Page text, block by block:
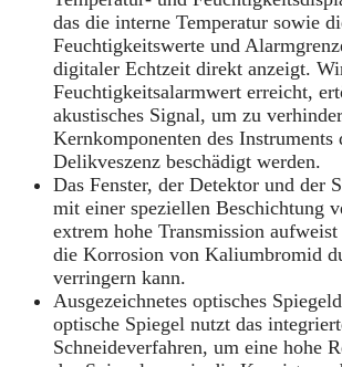
das die interne Temperatur sowie
Feuchtigkeitswerte und
digitaler Echtzeit direkt anzeigt.
Feuchtigkeitsalarmwert erreicht,
akustisches Signal, um zu
Kernkomponenten des Instruments
Delikveszenz beschädigt werden.
Das Fenster, der Detektor und der
mit einer speziellen Beschichtung
extrem hohe Transmission
die Korrosion von Kaliumbromid
verringern kann.
Ausgezeichnetes optisches
optische Spiegel nutzt das
Schneideverfahren, um eine hohe